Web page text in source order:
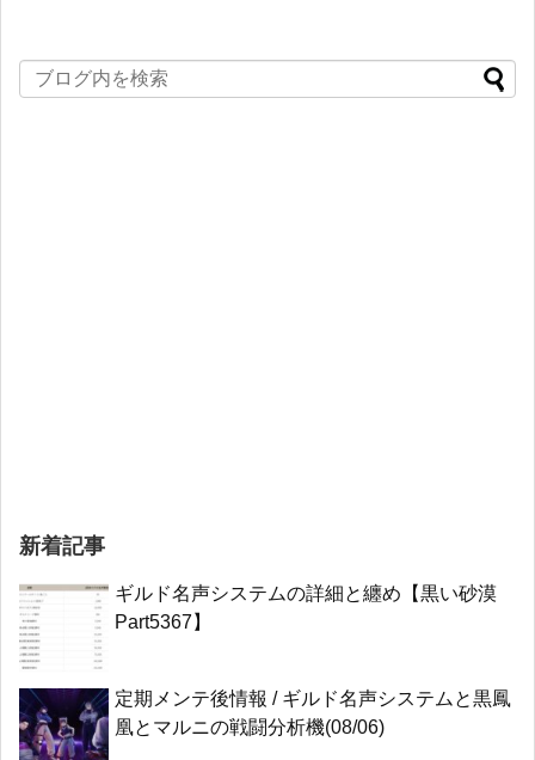
新着記事
ギルド名声システムの詳細と纏め【黒い砂漠
Part5367】
定期メンテ後情報 / ギルド名声システムと黒鳳
凰とマルニの戦闘分析機(08/06)